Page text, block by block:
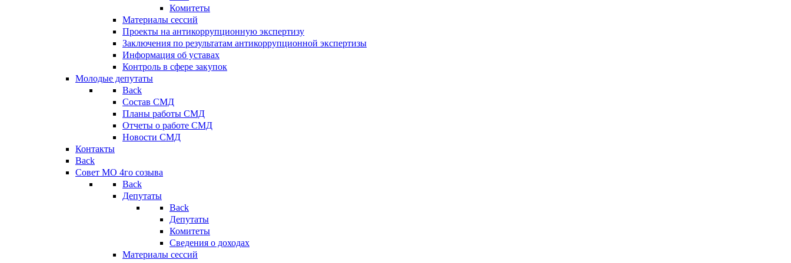
Комитеты
Материалы сессий
Проекты на антикоррупционную экспертизу
Заключения по результатам антикоррупционной экспертизы
Информация об уставах
Контроль в сфере закупок
Молодые депутаты
Back
Состав СМД
Планы работы СМД
Отчеты о работе СМД
Новости СМД
Контакты
Back
Совет МО 4го созыва
Back
Депутаты
Back
Депутаты
Комитеты
Сведения о доходах
Материалы сессий